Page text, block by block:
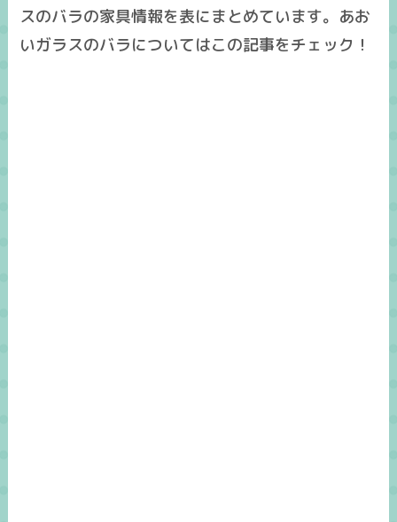
スのバラの家具情報を表にまとめています。あお
いガラスのバラについてはこの記事をチェック！